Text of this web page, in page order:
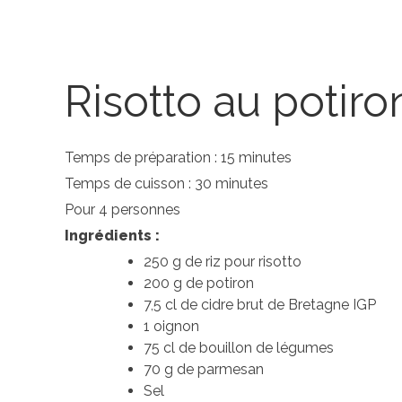
Risotto au
Temps de préparation : 15 minutes
Temps de cuisson : 30 minutes
Pour 4 personnes
Ingrédients :
250 g de riz pour risotto
200 g de potiron
7,5 cl de cidre brut de Bretagne IGP
1 oignon
75 cl de bouillon de légumes
70 g de parmesan
Sel